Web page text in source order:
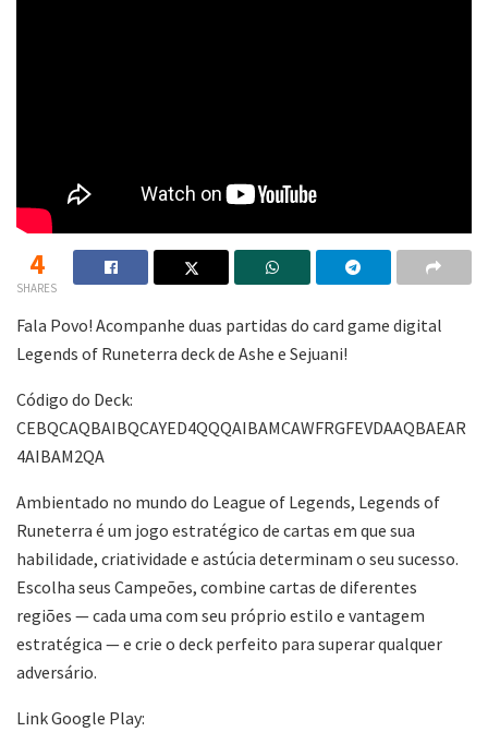
4
SHARES
Fala Povo! Acompanhe duas partidas do card game digital
Legends of Runeterra deck de Ashe e Sejuani!
Código do Deck:
CEBQCAQBAIBQCAYED4QQQAIBAMCAWFRGFEVDAAQBAEAR
4AIBAM2QA
Ambientado no mundo do League of Legends, Legends of
Runeterra é um jogo estratégico de cartas em que sua
habilidade, criatividade e astúcia determinam o seu sucesso.
Escolha seus Campeões, combine cartas de diferentes
regiões — cada uma com seu próprio estilo e vantagem
estratégica — e crie o deck perfeito para superar qualquer
adversário.
Link Google Play: